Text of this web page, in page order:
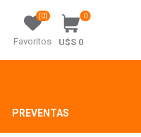
Favoritos
(0) 0
U$S 0
PREVENTAS